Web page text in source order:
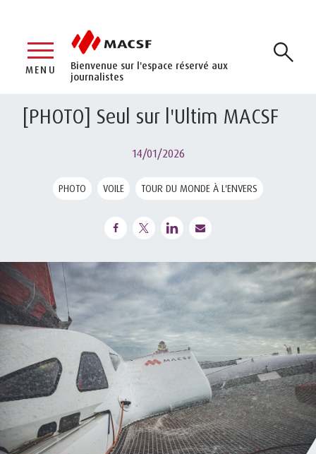
Bienvenue sur l'espace réservé aux
journalistes
MENU
[PHOTO] Seul sur l'Ultim MACSF
14/01/2026
PHOTO VOILE TOUR DU MONDE À L'ENVERS